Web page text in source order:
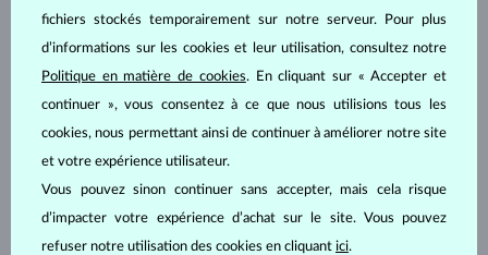
fichiers stockés temporairement sur notre serveur. Pour plus
d’informations sur les cookies et leur utilisation, consultez notre
Politique en matière de cookies. En cliquant sur « Accepter et
continuer », vous consentez à ce que nous utilisions tous les
cookies, nous permettant ainsi de continuer à améliorer notre site
et votre expérience utilisateur.
Vous pouvez sinon continuer sans accepter, mais cela risque
d’impacter votre expérience d’achat sur le site. Vous pouvez
refuser notre utilisation des cookies en cliquant ici.